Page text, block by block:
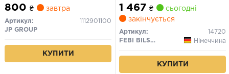
800 ₴ завтра
Артикул:
1112901100
JP GROUP
КУПИТИ
GOLF I, GOLF II, GOLF III,
GOLF IV, JETTA I, JETTA II,
PASSAT B1, PASSAT B2,
POLO, POLO CLASSIC, POLO
II 0.8-1.8 05.73-10.02
1 467 ₴
сьогодні
закінчується
Артикул:
14720
FEBI BILSTEIN
Німеччина
КУПИТИ